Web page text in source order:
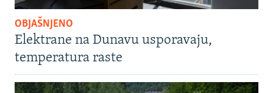
OBJAŠNJENO
Elektrane na Dunavu usporavaju,
temperatura raste